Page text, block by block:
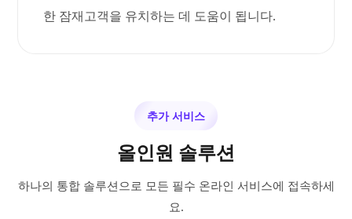
한 잠재고객을 유치하는 데 도움이 됩니다.
추가 서비스
올인원 솔루션
하나의 통합 솔루션으로 모든 필수 온라인 서비스에 접속하세
요.